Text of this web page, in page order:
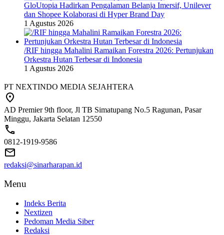
GloUtopia Hadirkan Pengalaman Belanja Imersif, Unilever
dan Shopee Kolaborasi di Hyper Brand Day
1 Agustus 2026
/RIF hingga Mahalini Ramaikan Forestra 2026: Pertunjukan
Orkestra Hutan Terbesar di Indonesia
1 Agustus 2026
PT NEXTINDO MEDIA SEJAHTERA
AD Premier 9th floor, Jl TB Simatupang No.5 Ragunan, Pasar
Minggu, Jakarta Selatan 12550
0812-1919-9586
redaksi@sinarharapan.id
Menu
Indeks Berita
Nextizen
Pedoman Media Siber
Redaksi